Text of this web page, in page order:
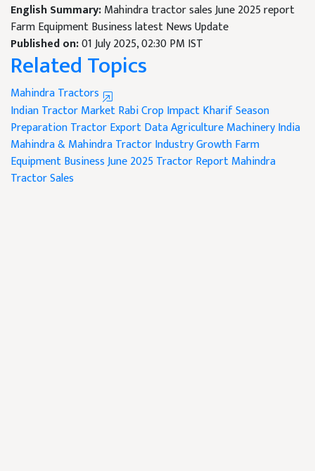
English Summary:Mahindra tractor sales June 2025 report
Farm Equipment Business latest News Update
Published on:01 July 2025, 02:30 PM IST
Related Topics
Mahindra Tractors
Indian Tractor MarketRabi Crop ImpactKharif Season
PreparationTractor Export DataAgriculture Machinery India
Mahindra & MahindraTractor Industry GrowthFarm
Equipment BusinessJune 2025 Tractor ReportMahindra
Tractor Sales